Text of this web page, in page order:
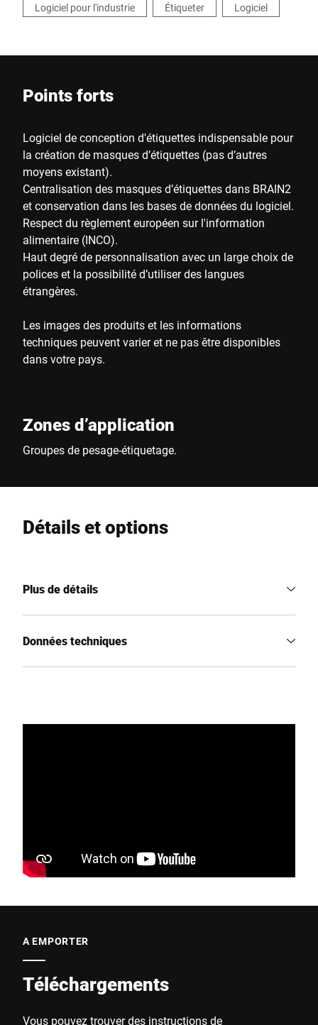
Logiciel pour l'industrie
Étiqueter Logiciel
Points forts
Logiciel de conception d'étiquettes indispensable pour
la création de masques d’étiquettes (pas d’autres
moyens existant).
Centralisation des masques d’étiquettes dans BRAIN2
et conservation dans les bases de données du logiciel.
Respect du règlement européen sur l'information
alimentaire (INCO).
Haut degré de personnalisation avec un large choix de
polices et la possibilité d’utiliser des langues
étrangères.
Les images des produits et les informations
techniques peuvent varier et ne pas être disponibles
dans votre pays.
Zones d’application
Groupes de pesage-étiquetage.
Détails et options
Plus de détails
Données techniques
A EMPORTER
Téléchargements
Vous pouvez trouver des instructions de